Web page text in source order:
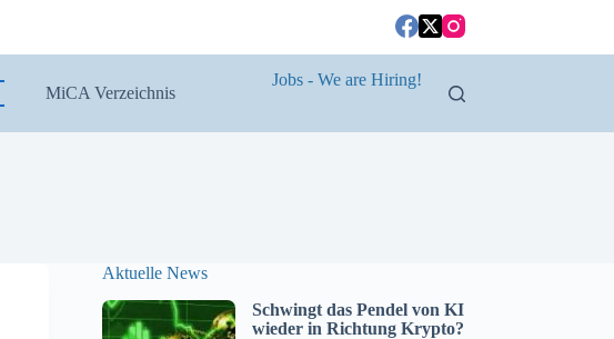
MiCA Verzeichnis
Jobs - We are Hiring!
Aktuelle News
Schwingt das Pendel von KI
wieder in Richtung Krypto?